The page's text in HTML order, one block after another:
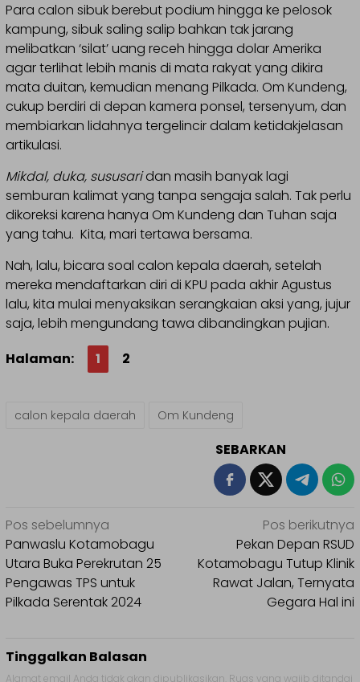
Para calon sibuk berebut podium hingga ke pelosok
kampung, sibuk saling salip bahkan tak jarang
melibatkan ‘silat’ uang receh hingga dolar Amerika
agar terlihat lebih manis di mata rakyat yang dikira
mata duitan, kemudian menang Pilkada. Om Kundeng,
cukup berdiri di depan kamera ponsel, tersenyum, dan
membiarkan lidahnya tergelincir dalam ketidakjelasan
artikulasi.
Mikdal, duka, sususaridan masih banyak lagi
semburan kalimat yang tanpa sengaja salah. Tak perlu
dikoreksi karena hanya Om Kundeng dan Tuhan saja
yang tahu. Kita, mari tertawa bersama.
Nah, lalu, bicara soal calon kepala daerah, setelah
mereka mendaftarkan diri di KPU pada akhir Agustus
lalu, kita mulai menyaksikan serangkaian aksi yang, jujur
saja, lebih mengundang tawa dibandingkan pujian.
Halaman:
1 2
calon kepala daerah Om Kundeng
SEBARKAN
Navigasi
pos
Pos sebelumnya
Panwaslu Kotamobagu
Utara Buka Perekrutan 25
Pengawas TPS untuk
Pilkada Serentak 2024
Pos berikutnya
Pekan Depan RSUD
Kotamobagu Tutup Klinik
Rawat Jalan, Ternyata
Gegara Hal ini
Tinggalkan Balasan
Alamat email Anda tidak akan dipublikasikan. Ruas yang wajib ditandai